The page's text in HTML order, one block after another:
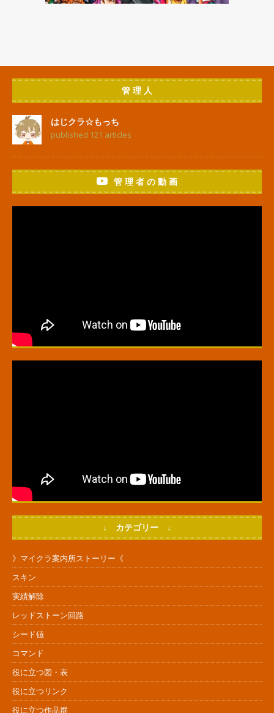
管 理 人
はじクラ☆もっち
published 121 articles
管 理 者 の 動 画
↓ カテゴリー ↓
》マイクラ案内所ストーリー《
スキン
実績解除
レッドストーン回路
シード値
コマンド
役に立つ図・表
役に立つリンク
役に立つ作品群